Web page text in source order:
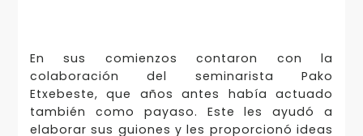
En sus comienzos contaron con la
colaboración del seminarista Pako
Etxebeste, que años antes había actuado
también como payaso. Este les ayudó a
elaborar sus guiones y les proporcionó ideas